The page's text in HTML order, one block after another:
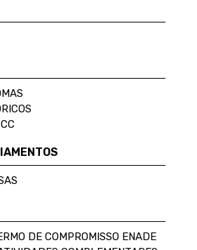
DE COMPROMISSO ENADE